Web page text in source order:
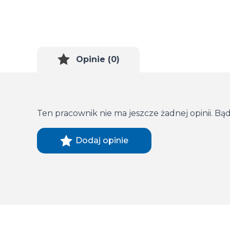
Opinie (0)
Ten pracownik nie ma jeszcze żadnej opinii.
Dodaj opinie